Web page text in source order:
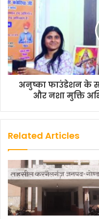
अनुष्का फाउंडेशन के
और नशा मुक्ति
Related Articles